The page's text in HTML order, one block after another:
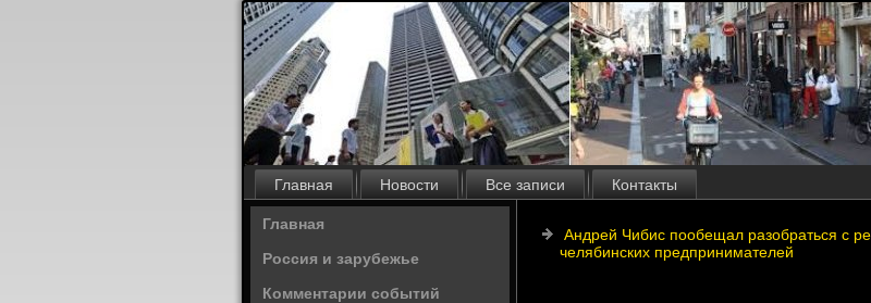
Главная Новости Все записи Контакты
Главная
Россия и зарубежье
Комментарии событий
Андрей Чибис пообещал разобраться с
челябинских предпринимателей